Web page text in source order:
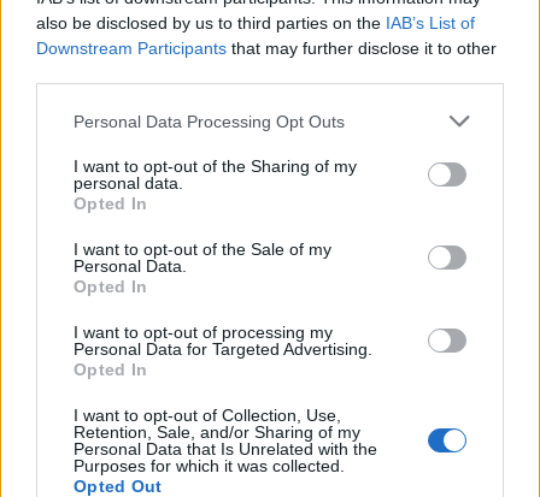
also be disclosed by us to third parties on the IAB’s List of
Downstream Participants that may further disclose it to other
Personal Data Processing Opt Outs
I want to opt-out of the Sharing of my
personal data.
Opted In
I want to opt-out of the Sale of my
Personal Data.
Opted In
I want to opt-out of processing my
Personal Data for Targeted Advertising.
Opted In
I want to opt-out of Collection, Use,
Retention, Sale, and/or Sharing of my
Personal Data that Is Unrelated with the
Purposes for which it was collected.
Opted Out